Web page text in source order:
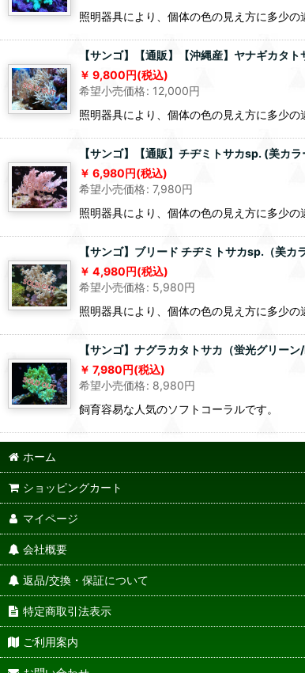
照明器具により、個体の色の見え方に多少の
【サンゴ】【通販】【沖縄産】ヤナギカタ
9,800円(税込)
希望小売価格: 12,000円
照明器具により、個体の色の見え方に多少の
【サンゴ】【通販】チヂミトサカsp. (美カ
6,980円(税込)
希望小売価格: 7,980円
照明器具により、個体の色の見え方に多少の
【サンゴ】ブリード チヂミトサカsp.（美
4,980円(税込)
希望小売価格: 5,980円
照明器具により、個体の色の見え方に多少の
【サンゴ】ナグラカタトサカ（蛍光グリー
7,980円(税込)
希望小売価格: 8,980円
飼育容易な人気のソフトコーラルです。
ホーム
ショッピングカート
マイページ
会社概要
返品/交換・保証について
特定商取引法表示
ご利用案内